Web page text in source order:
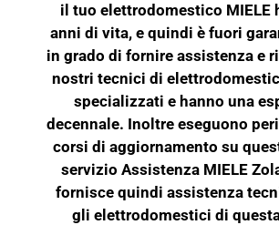
il tuo elettrodomestico MIELE
anni di vita, e quindi è fuori
in grado di fornire assistenza e
nostri tecnici di
specializzati e hanno una
decennale. Inoltre eseguono
corsi di aggiornamento su
servizio Assistenza MIELE
fornisce quindi assistenza
gli elettrodomestici di